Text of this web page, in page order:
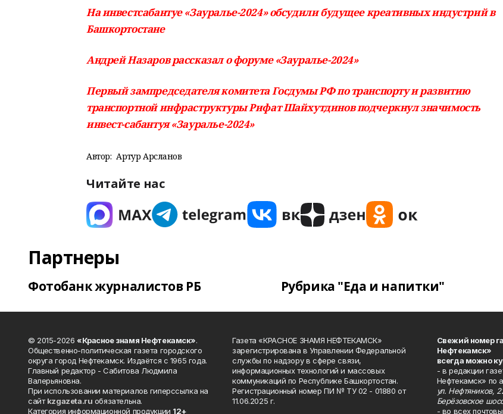
На инвестсабантуе «Зауралье-2024» обсудили будущее креативных индустрий в
Башкортостане
Андрей Назаров рассказал о форуме «Зауралье-2024»
Первый зампредседателя комитета Госдумы РФ по транспорту и развитию
транспортной инфраструктуры Рифат Шайхутдинов подчеркнул значимость
инвест-сабантуя «Зауралье-2024»
Автор: Артур Арсланов
Читайте нас
Партнеры
Фотобанк журналистов РБ Рубрика "Еда и напитки"
© 2015-2026 «Красное знамя Нефтекамск».
Общественно-политическая газета городского
округа город Нефтекамск. Издаётся с 1965 года.
Главный редактор - Сабитова Людмила
Валерьяновна.
При использовании материалов гиперссылка на
сайтkzgazeta.ru обязательна.
Категория информационной продукции 12+
Газета «КРАСНОЕ ЗНАМЯ НЕФТЕКАМСК»
зарегистрирована в Управлении Федеральной
службы по надзору в сфере связи,
информационных технологий и массовых
коммуникаций по Республике Башкортостан.
Регистрационный номер ПИ № ТУ 02 - 01880 от
11.06.2025 г.
Свежий номер
Нефтекамск»
всегда можно
- в редакции
Нефтекамск» по
ул. Нефтяников,
Берёзовское
- во всех